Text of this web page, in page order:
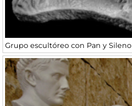
Grupo escultóreo con Pan y Sileno